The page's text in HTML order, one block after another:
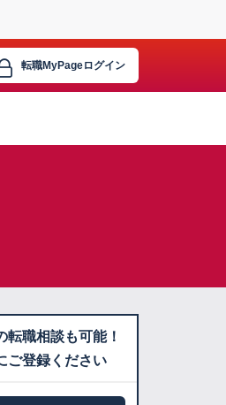
転職MyPageログイン
転職相談も可能！
ご登録ください